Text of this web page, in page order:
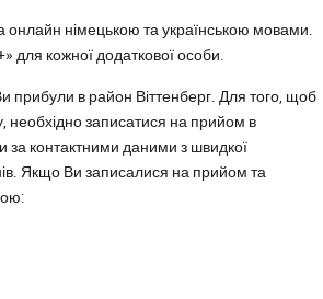
німецькою та українською мовами.
для кожної додаткової особи.
прибули в район Віттенберг. Для того, щоб
необхідно записатися на прийом в
за контактними даними з швидкої
Якщо Ви записалися на прийом та